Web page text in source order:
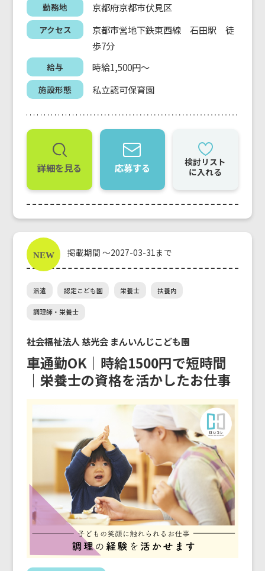
勤務地 京都府京都市伏見区
アクセス
京都市営地下鉄東西線 石田駅 徒
歩7分
給与 時給1,500円～
施設形態 私立認可保育園
詳細を見る 応募する
検討リスト
に入れる
掲載期間 ～2027-03-31まで
派遣 認定こども園 栄養士 扶養内
調理師・栄養士
社会福祉法人 慈光会 まんいんじこども園
車通勤OK｜時給1500円で短時間
｜栄養士の資格を活かしたお仕事